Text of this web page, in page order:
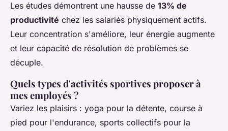
Les études démontrent une hausse de 13% de
productivité chez les salariés physiquement actifs.
Leur concentration s'améliore, leur énergie augmente
et leur capacité de résolution de problèmes se
décuple.
Quels types d'activités sportives proposer à
mes employés ?
Variez les plaisirs : yoga pour la détente, course à
pied pour l'endurance, sports collectifs pour la